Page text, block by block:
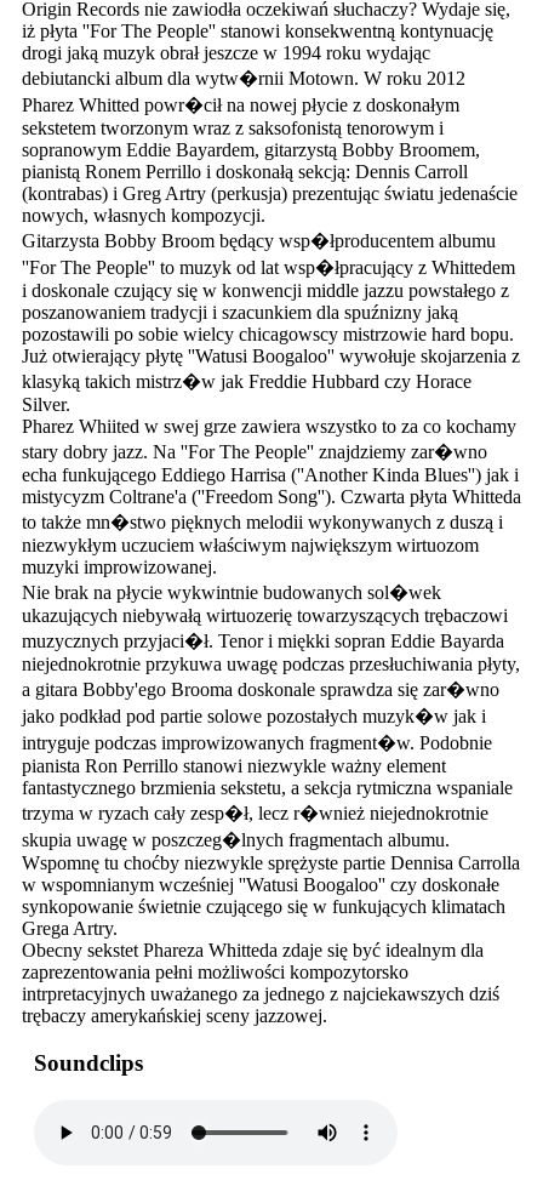
Origin Records nie zawiodła oczekiwań słuchaczy? Wydaje się,
iż płyta ''For The People'' stanowi konsekwentną kontynuację
drogi jaką muzyk obrał jeszcze w 1994 roku wydając
debiutancki album dla wytw�rnii Motown. W roku 2012
Pharez Whitted powr�cił na nowej płycie z doskonałym
sekstetem tworzonym wraz z saksofonistą tenorowym i
sopranowym Eddie Bayardem, gitarzystą Bobby Broomem,
pianistą Ronem Perrillo i doskonałą sekcją: Dennis Carroll
(kontrabas) i Greg Artry (perkusja) prezentując światu jedenaście
nowych, własnych kompozycji.
Gitarzysta Bobby Broom będący wsp�łproducentem albumu
''For The People'' to muzyk od lat wsp�łpracujący z Whittedem
i doskonale czujący się w konwencji middle jazzu powstałego z
poszanowaniem tradycji i szacunkiem dla spuźnizny jaką
pozostawili po sobie wielcy chicagowscy mistrzowie hard bopu.
Już otwierający płytę ''Watusi Boogaloo'' wywołuje skojarzenia z
klasyką takich mistrz�w jak Freddie Hubbard czy Horace
Silver.
Pharez Whiited w swej grze zawiera wszystko to za co kochamy
stary dobry jazz. Na ''For The People'' znajdziemy zar�wno
echa funkującego Eddiego Harrisa (''Another Kinda Blues'') jak i
mistycyzm Coltrane'a (''Freedom Song''). Czwarta płyta Whitteda
to także mn�stwo pięknych melodii wykonywanych z duszą i
niezwykłym uczuciem właściwym największym wirtuozom
muzyki improwizowanej.
Nie brak na płycie wykwintnie budowanych sol�wek
ukazujących niebywałą wirtuozerię towarzyszących trębaczowi
muzycznych przyjaci�ł. Tenor i miękki sopran Eddie Bayarda
niejednokrotnie przykuwa uwagę podczas przesłuchiwania płyty,
a gitara Bobby'ego Brooma doskonale sprawdza się zar�wno
jako podkład pod partie solowe pozostałych muzyk�w jak i
intryguje podczas improwizowanych fragment�w. Podobnie
pianista Ron Perrillo stanowi niezwykle ważny element
fantastycznego brzmienia sekstetu, a sekcja rytmiczna wspaniale
trzyma w ryzach cały zesp�ł, lecz r�wnież niejednokrotnie
skupia uwagę w poszczeg�lnych fragmentach albumu.
Wspomnę tu choćby niezwykle sprężyste partie Dennisa Carrolla
w wspomnianym wcześniej ''Watusi Boogaloo'' czy doskonałe
synkopowanie świetnie czującego się w funkujących klimatach
Grega Artry.
Obecny sekstet Phareza Whitteda zdaje się być idealnym dla
zaprezentowania pełni możliwości kompozytorsko
intrpretacyjnych uważanego za jednego z najciekawszych dziś
trębaczy amerykańskiej sceny jazzowej.
Soundclips